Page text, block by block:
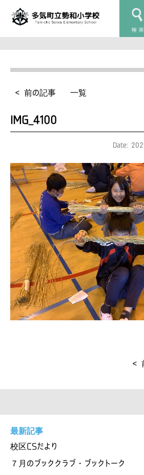
< 前の記事 一覧
IMG_4100
Date:
<
最新記事
校区CSだより
７月のブッククラブ・ブックトーク